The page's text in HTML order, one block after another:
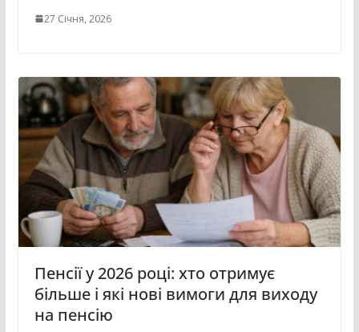
27 Січня, 2026
Пенсії у 2026 році: хто отримує
більше і які нові вимоги для виходу
на пенсію